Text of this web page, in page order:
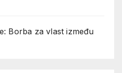
Borba za vlast između